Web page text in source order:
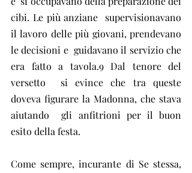
cibi. Le più anziane  supervisionavano
il lavoro delle più giovani, prendevano
le decisioni e  guidavano il servizio che
era fatto a tavola.9 Dal tenore del
versetto  si evince che tra queste
doveva figurare la Madonna, che stava
aiutando  gli anfitrioni per il buon
esito della festa.
Come sempre, incurante di Se stessa,